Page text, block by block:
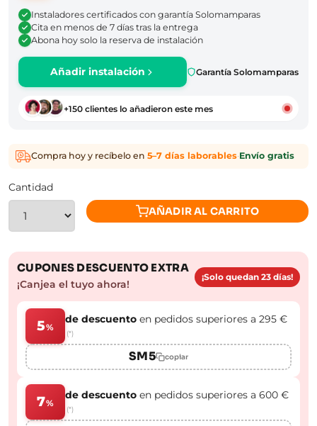
Instaladores certificados con garantía Solomamparas
Cita en menos de 7 días tras la entrega
Abona hoy solo la reserva de instalación
Añadir instalación Garantía Solomamparas
+150 clientes lo añadieron este mes
Compra hoy y recíbelo en 5–7 días laborables·Envío gratis
Cantidad
AÑADIR AL CARRITO
CUPONES DESCUENTO EXTRA
¡Canjea el tuyo ahora!
¡Solo quedan 23 días!
5%
de descuento en pedidos superiores a 295 €
(*)
SM5 copiar
7%
de descuento en pedidos superiores a 600 €
(*)